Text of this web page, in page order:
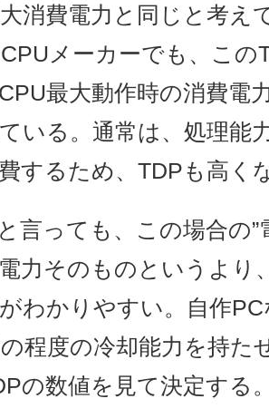
消費電力と同じと考え
メーカーでも、この
最大動作時の消費電
いる。通常は、処理能
するため、TDPも高く
言っても、この場合の”
力そのものというより
わかりやすい。自作
程度の冷却能力を持た
の数値を見て決定する